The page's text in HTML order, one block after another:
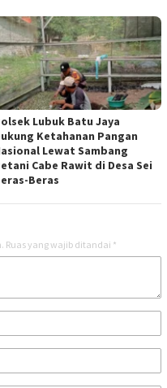
Lubuk Batu Jaya
Ketahanan Pangan
Lewat Sambang
Cabe Rawit di Desa Sei
Beras
Ruas yang wajib ditandai *